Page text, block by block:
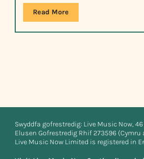
Read More
Swyddfa gofrestredig: Live Music Now,
Elusen Gofrestredig Rhif 273596 (Cymru
Live Music Now Limited is registered in